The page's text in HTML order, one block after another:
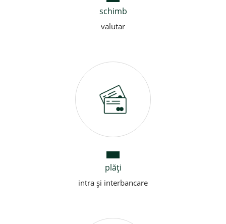
schimb
valutar
plăți
intra și interbancare